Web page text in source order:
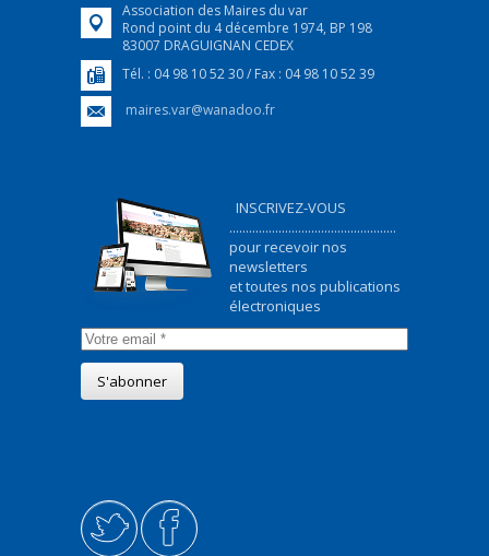
Association des Maires du var
Rond point du 4 décembre 1974, BP 198
83007 DRAGUIGNAN CEDEX
Tél. : 04 98 10 52 30 / Fax : 04 98 10 52 39
maires.var@wanadoo.fr
INSCRIVEZ-VOUS
...................................................
pour recevoir nos
newsletters
et toutes nos publications
électroniques